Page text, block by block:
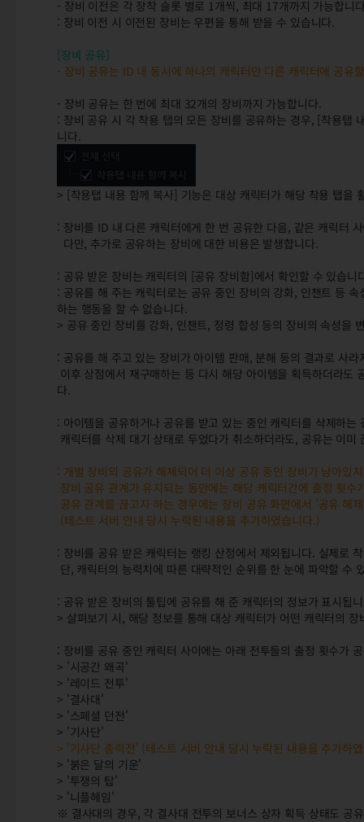
- 장비 이전은 각 장착 슬롯 별로 1개씩, 최대 17개까지 가능합니
: 장비 이전 시 이전된 장비는 우편을 통해 받을 수 있습니다.
[장비 공유]
- 장비 공유는 ID 내 동시에 하나의 캐릭터만 다른 캐릭터에 공
- 장비 공유는 한 번에 최대 32개의 장비까지 가능합니다.
: 장비 공유 시 각 착용 탭의 모든 장비를 공유하는 경우, [착용탭
니다.
> [착용탭 내용 함께 복사] 기능은 대상 캐릭터가 해당 착용 탭을
: 장비를 ID 내 다른 캐릭터에게 한 번 공유한 다음, 같은 캐릭터
다만, 추가로 공유하는 장비에 대한 비용은 발생합니다.
: 공유 받은 장비는 캐릭터의 [공유 장비함]에서 확인할 수 있습
: 공유를 해 주는 캐릭터로는 공유 중인 장비의 강화, 인챈트 등
하는 행동을 할 수 없습니다.
> 공유 중인 장비를 강화, 인챈트, 정령 합성 등의 장비의 속성을
: 공유를 해 주고 있는 장비가 아이템 판매, 분해 등의 결과로 사
이후 상점에서 재구매하는 등 다시 해당 아이템을 획득하더라
다.
: 아이템을 공유하거나 공유를 받고 있는 중인 캐릭터를 삭제하
캐릭터를 삭제 대기 상태로 두었다가 취소하더라도, 공유는 이
: 개별 장비의 공유가 해제되어 더 이상 공유 중인 장비가 남아
장비 공유 관계가 유지되는 동안에는 해당 캐릭터간에 출정 횟
공유 관계를 끊고자 하는 경우에는 장비 공유 화면에서 '공유 해
(테스트 서버 안내 당시 누락된 내용을 추가하였습니다.)
: 장비를 공유 받은 캐릭터는 랭킹 산정에서 제외됩니다. 실제로
단, 캐릭터의 능력치에 따른 대략적인 순위를 한 눈에 파악할 수
: 공유 받은 장비의 툴팁에 공유를 해 준 캐릭터의 정보가 표시됩
> 살펴보기 시, 해당 정보를 통해 대상 캐릭터가 어떤 캐릭터의
: 장비를 공유 중인 캐릭터 사이에는 아래 전투들의 출정 횟수가
> '시공간 왜곡'
> '레이드 전투'
> '결사대'
> '스페셜 던전'
> '기사단'
> '기사단 총력전' (테스트 서버 안내 당시 누락된 내용을 추가하
> '붉은 달의 기운'
> '투쟁의 탑'
> '니플헤임'
※ 결사대의 경우, 각 결사대 전투의 보너스 상자 획득 상태도 공